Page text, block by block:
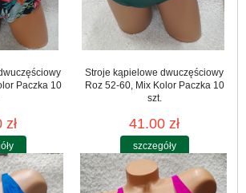
Paczka 10
zł
Stroje kąpielowe dwuczęściowy
Roz 52-60, Mix Kolor Paczka 10
szt.
41.00 zł
szczegóły